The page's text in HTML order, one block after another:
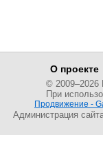
О проекте
© 2009–2026
При
Продвижение -
Администрация